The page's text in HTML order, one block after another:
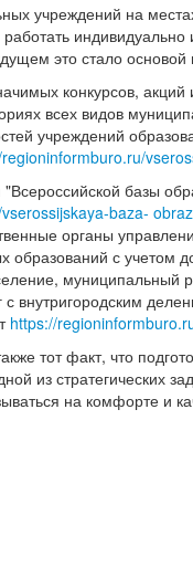
учреждений на
это стало
конкурсов,
всех видов
учреждений
базы
baza-
органы
образований с
муниципальный
с внутригородским
https://
тот факт, что
из стратегических
на комфорте и